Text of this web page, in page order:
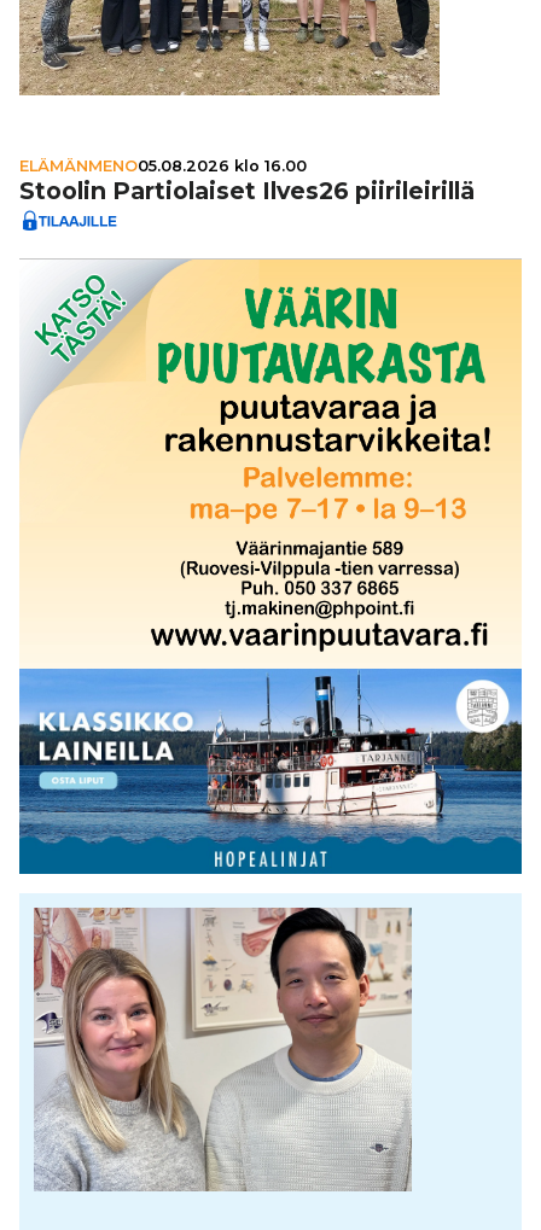
ELÄMÄNMENO05.08.2026 klo 16.00
Stoolin Par­ti­o­lai­set Ilves26 pii­ri­lei­rillä